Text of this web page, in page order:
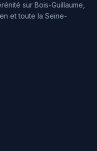
sur Bois-Guillaume,
et toute la Seine-